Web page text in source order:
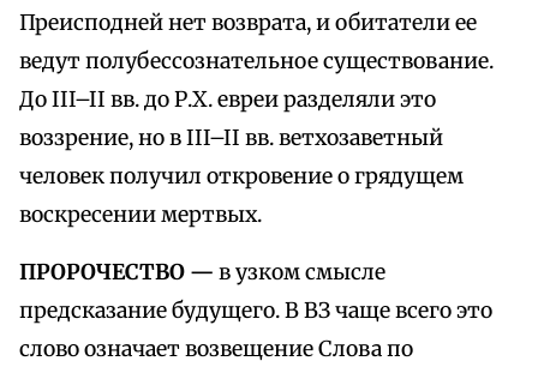
Преисподней нет возврата, и обитатели ее
ведут полубессознательное существование.
До III–II вв. до Р.Х. евреи разделяли это
воззрение, но в III–II вв. ветхозаветный
человек получил откровение о грядущем
воскресении мертвых.
ПРОРОЧЕСТВО — в узком смысле
предсказание будущего. В ВЗ чаще всего это
слово означает возвещение Слова по